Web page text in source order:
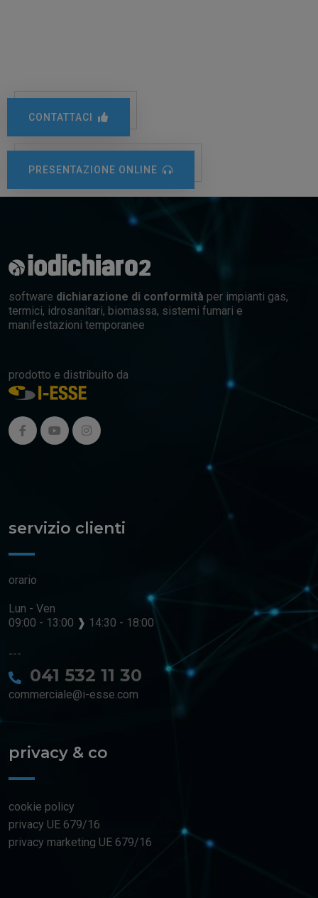
CONTATTACI
PRESENTAZIONE ONLINE
software dichiarazione di conformità per impianti gas,
termici, idrosanitari, biomassa, sistemi fumari e
manifestazioni temporanee
prodotto e distribuito da
servizio clienti
orario
Lun - Ven
09:00 - 13:00 ❱ 14:30 - 18:00
---
041 532 11 30
commerciale@i-esse.com
privacy & co
cookie policy
privacy UE 679/16
privacy marketing UE 679/16